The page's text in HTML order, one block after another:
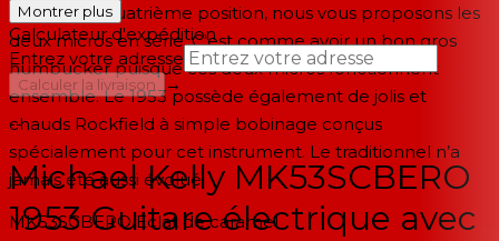
dans cette quatrième position, nous vous proposons les
deux micros en série. C'est comme avoir un bon gros
humbucker puisque ces deux micros fonctionnent
ensemble. Le 1953 possède également de jolis et
chauds Rockfield à simple bobinage conçus
spécialement pour cet instrument. Le traditionnel n’a
jamais été aussi évolué.
MK53SCBERO Éclat de caramel
Montrer plus
Calculateur d'expédition
Entrez votre adresse
Calculer la livraison
→
--
Michael Kelly MK53SCBERO
1953 Guitare électrique avec